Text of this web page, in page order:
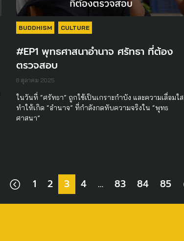
BUDDHISM CULTURE
#EP1 พุทธศาสนาอำนาจ ศรัทธา ที่ต้อง
ตรวจสอบ
8 ตุลาคม 2025
ในวันที่ “ศรัทธา” ถูกใช้เป็นเกราะกำบัง และความเลื่อมใส
ทำให้เกิด “อำนาจ” ที่กำลังกดทับความจริงใน “พุทธ
ศาสนา”
1 2 3 4 … 83 84 85